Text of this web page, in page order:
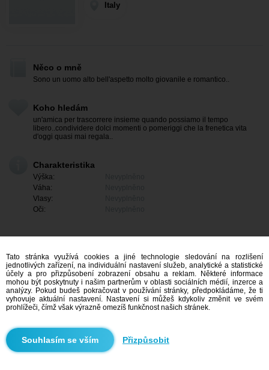
Italy
Něco o mně
Sono un uomo alto bell'aspetto molto giovanile e romantico..
Koho hledám
un'amica per trascorrere insieme quando possiamo il tempo
libero..condividere dolci momenti o pomeriggi che la frenetica vita
d'oggi quasi mai regala..
Charakteristika
Výška:
Váha:
Vlasy:
Oči:
Tato stránka využívá cookies a jiné technologie sledování na rozlišení
jednotlivých zařízení, na individuální nastavení služeb, analytické a statistické
účely a pro přizpůsobení zobrazení obsahu a reklam. Některé informace
mohou být poskytnuty i našim partnerům v oblasti sociálních médií, inzerce a
analýzy. Pokud budeš pokračovat v používání stránky, předpokládáme, že ti
vyhovuje aktuální nastavení. Nastavení si můžeš kdykoliv změnit ve svém
prohlížeči, čímž však výrazně omezíš funkčnost našich stránek.
Přizpůsobit